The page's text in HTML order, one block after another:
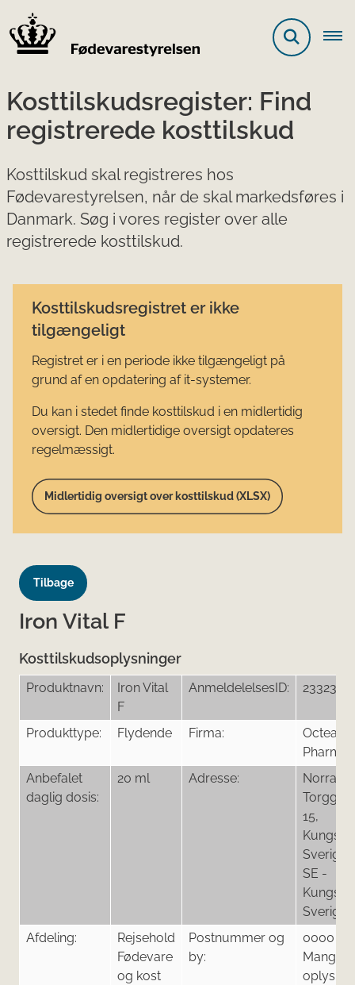
Kosttilskudsregister: Find
registrerede kosttilskud
Kosttilskud skal registreres hos
Fødevarestyrelsen, når de skal markedsføres i
Danmark. Søg i vores register over alle
registrerede kosttilskud.
Kosttilskudsregistret er ikke
tilgængeligt
Registret er i en periode ikke tilgængeligt på
grund af en opdatering af it-systemer.
Du kan i stedet finde kosttilskud i en midlertidig
oversigt. Den midlertidige oversigt opdateres
regelmæssigt.
Midlertidig oversigt over kosttilskud (XLSX)
Tilbage
Iron Vital F
Kosttilskudsoplysninger
Produktnavn:
Iron Vital
F
AnmeldelelsesID: 23323
Produkttype: Flydende Firma:
Octean
Pharma
Anbefalet
daglig dosis:
20 ml Adresse:
Norra
15,
Sverige
SE -
Sverige
Afdeling:
Rejsehold
Fødevare
og kost
Postnummer og
by:
0000
Mangler